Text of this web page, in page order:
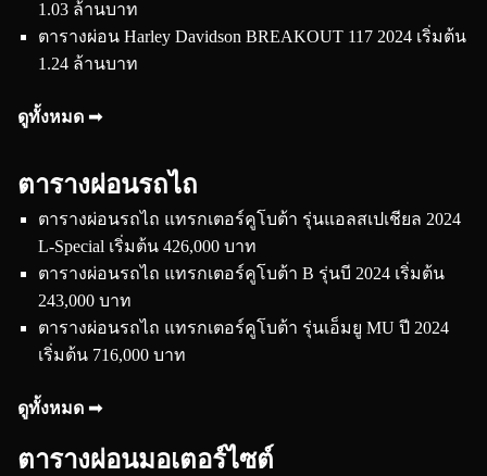
1.03 ล้านบาท
ตารางผ่อน Harley Davidson BREAKOUT 117 2024 เริ่มต้น
1.24 ล้านบาท
ดูทั้งหมด ➟
ตารางผ่อนรถไถ
ตารางผ่อนรถไถ แทรกเตอร์คูโบต้า รุ่นแอลสเปเชียล 2024
L-Special เริ่มต้น 426,000 บาท
ตารางผ่อนรถไถ แทรกเตอร์คูโบต้า B รุ่นบี 2024 เริ่มต้น
243,000 บาท
ตารางผ่อนรถไถ แทรกเตอร์คูโบต้า รุ่นเอ็มยู MU ปี 2024
เริ่มต้น 716,000 บาท
ดูทั้งหมด ➟
ตารางผ่อนมอเตอร์ไซต์